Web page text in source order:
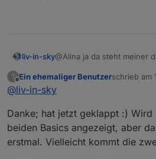
liv-in-sky@Alina ja da steht meiner drin - das
mache dir einfach unter
eigenen datenpunkt (typ:
dann nimmst du deinen
script unter let dpVIS ein
in der vis gehört auch dein
?
Offline
Ein ehemaliger Benutzerschrieb am
zuletzt
@liv-in-sky
Danke; hat jetzt geklappt :) Wird
beiden Basics angezeigt, aber
erstmal. Vielleicht kommt die